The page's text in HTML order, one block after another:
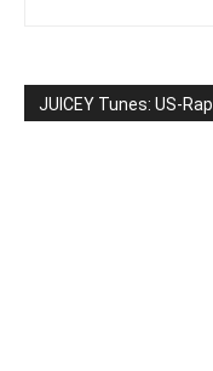
JUICEY Tunes: US-Rap